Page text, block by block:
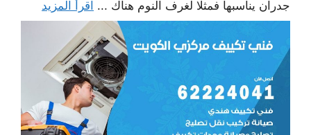
جدران يناسبها فمثلا لغرف النوم هناك ... اقرأ المزيد